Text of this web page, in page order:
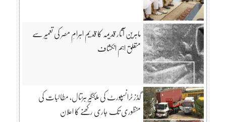
ماہرین آثار قدیمہ کا قدیم اہرامِ مصر کی تعمیر سے
متعلق اہم انکشاف
گڈز ٹرانسپورٹ کی ملکگیر ہڑتال، مطالبات کی
منظوری تک جاری رکھنے کا اعلان